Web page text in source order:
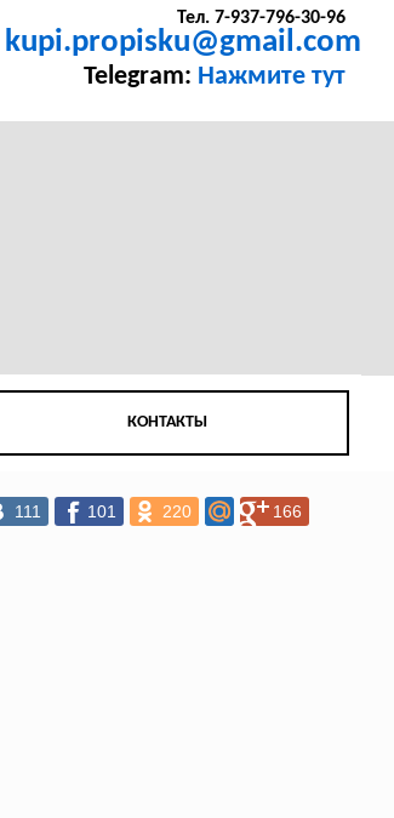
Тел. 7-937-796-30-96
kupi.propisku@gmail.com
Telegram: Нажмите тут
КОНТАКТЫ
111 101 220 166